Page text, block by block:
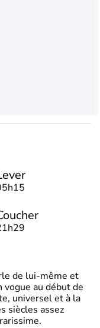
de lui-même et
vogue au début de
universel et à la
siècles assez